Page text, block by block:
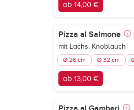
ab 14,00 €
Pizza al Salmone
mit Lachs, Knoblauch
Ø 26 cm Ø 32 cm
ab 13,00 €